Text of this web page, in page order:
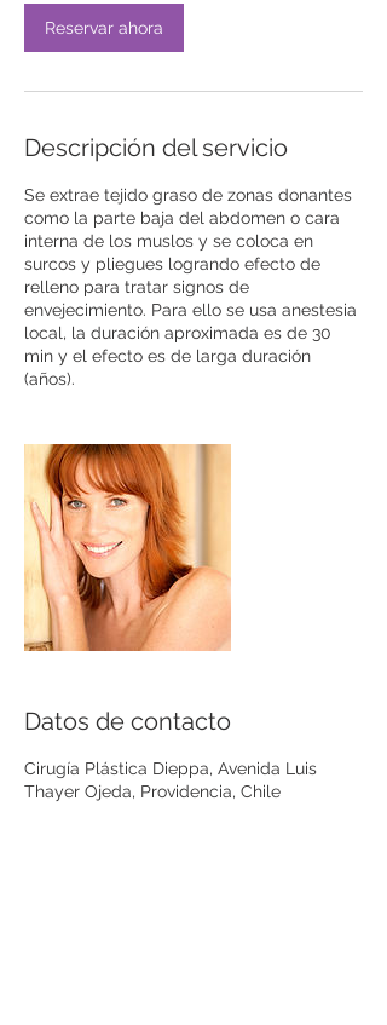
Reservar ahora
Descripción del servicio
Se extrae tejido graso de zonas donantes
como la parte baja del abdomen o cara
interna de los muslos y se coloca en
surcos y pliegues logrando efecto de
relleno para tratar signos de
envejecimiento. Para ello se usa anestesia
local, la duración aproximada es de 30
min y el efecto es de larga duración
(años).
Datos de contacto
Cirugía Plástica Dieppa, Avenida Luis
Thayer Ojeda, Providencia, Chile